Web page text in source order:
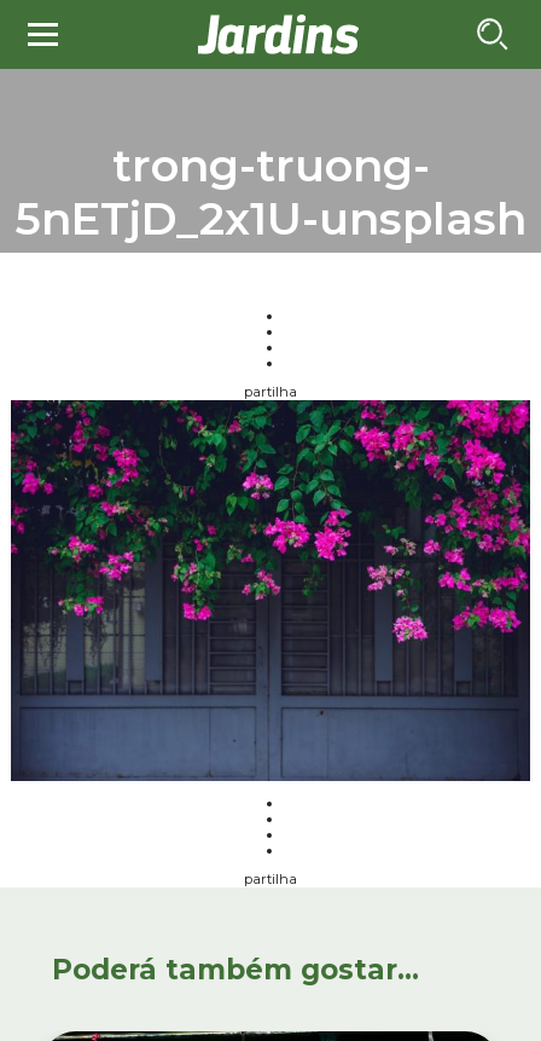
trong-truong-
5nETjD_2x1U-unsplash
partilha
partilha
Poderá também gostar...